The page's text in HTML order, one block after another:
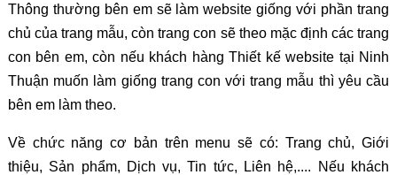
Thông thường bên em sẽ làm website giống với phần trang
chủ của trang mẫu, còn trang con sẽ theo mặc định các trang
con bên em, còn nếu khách hàng Thiết kế website tại Ninh
Thuận muốn làm giống trang con với trang mẫu thì yêu cầu
bên em làm theo.
Về chức năng cơ bản trên menu sẽ có: Trang chủ, Giới
thiệu, Sản phẩm, Dịch vụ, Tin tức, Liên hệ,.... Nếu khách